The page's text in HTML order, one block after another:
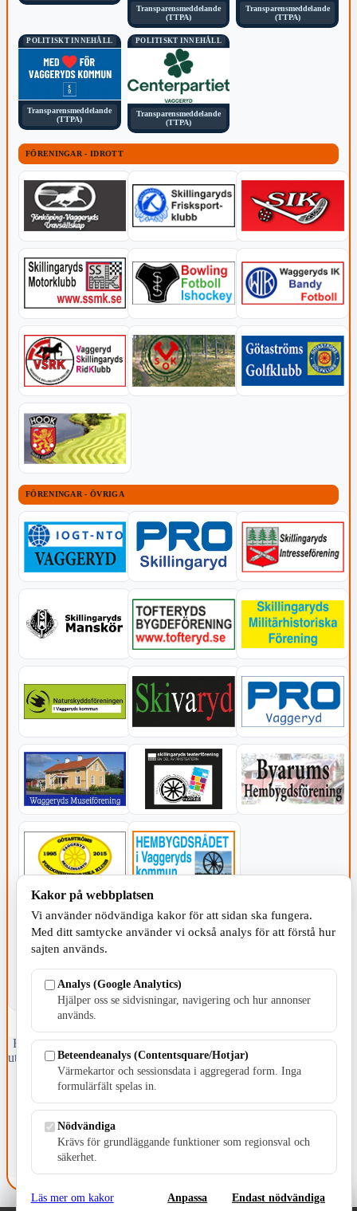
Transparensmeddelande
(TTPA)
Transparensmeddelande
(TTPA)
POLITISKT INNEHÅLL
Transparensmeddelande
(TTPA)
POLITISKT INNEHÅLL
Transparensmeddelande
(TTPA)
FÖRENINGAR - IDROTT
FÖRENINGAR - ÖVRIGA
KOMMUNEN
Fristående webbtidningsföretag grundat 1991 som sedan 2002 ger
ut tidningen Skillingaryd.nu och 2010 lanserades Värnamo.nu. Från
april 2026 omfattar Skillingaryd.nu tre kommuner: Gnosjö,
Värnamo och Vaggeryds kommun.
Kontakta oss
E-post: redaktionen@skillingaryd.nu
Postadress: Gisslaköp 1, 568 92 Skillingaryd
Kakor på webbplatsen
Vi använder nödvändiga kakor för att sidan ska fungera.
Med ditt samtycke använder vi också analys för att förstå hur
sajten används.
Analys (Google Analytics)
Hjälper oss se sidvisningar, navigering och hur annonser
används.
Beteendeanalys (Contentsquare/Hotjar)
Värmekartor och sessionsdata i aggregerad form. Inga
formulärfält spelas in.
Nödvändiga
Krävs för grundläggande funktioner som regionsval och
säkerhet.
Läs mer om kakor Anpassa Endast nödvändiga